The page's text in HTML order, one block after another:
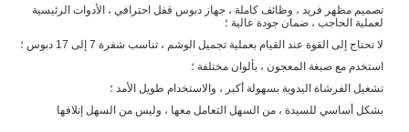
تصميم مظهر فريد ، وظائف كاملة ، جهاز دبوس قفل احترافي ، الأدوات الرئيسية
لعملية الحاجب ، ضمان جودة عالية ؛
لا تحتاج إلى القوة عند القيام بعملية تجميل الوشم ، تناسب شفرة 7 إلى 17 دبوس ؛
استخدم مع صبغة المعجون ، بألوان مختلفة ؛
تشغيل الفرشاة اليدوية بسهولة أكبر ، والاستخدام طويل الأمد ؛
بشكل أساسي للسيدة ، من السهل التعامل معها ، وليس من السهل إتلافها